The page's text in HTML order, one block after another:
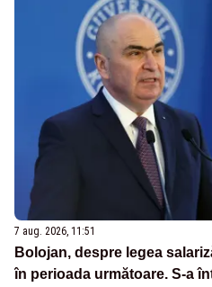
7 aug. 2026, 11:51
Bolojan, despre legea
în perioada următoare. S-a